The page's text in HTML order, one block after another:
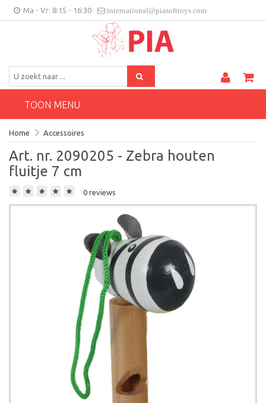
Ma - Vr: 8:15 - 16:30 international@piasofttoys.com
Klantenfeedback
BE/NL
TOON MENU
Home Accessoires
Art. nr. 2090205 - Zebra houten
fluitje 7 cm
0 reviews